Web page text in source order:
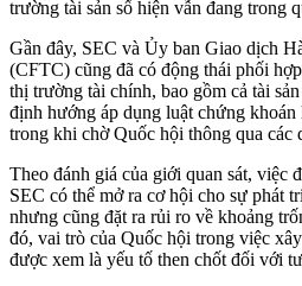
trường tài sản số hiện vẫn đang trong
Gần đây, SEC và Ủy ban Giao dịch
(CFTC) cũng đã có động thái phối
thị trường tài chính, bao gồm cả tài
định hướng áp dụng luật chứng
trong khi chờ Quốc hội thông qua các
Theo đánh giá của giới quan sát, việc
SEC có thể mở ra cơ hội cho sự phát
nhưng cũng đặt ra rủi ro về khoảng
đó, vai trò của Quốc hội trong việc
được xem là yếu tố then chốt đối với